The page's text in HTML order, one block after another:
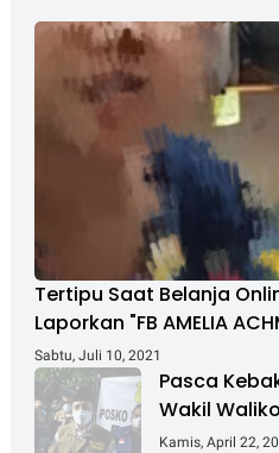
Tertipu Saat Belanja
Laporkan "FB AMELIA
Sabtu, Juli 10, 2021
Pasca
Wakil
Kebakaran
Kamis, April 22,